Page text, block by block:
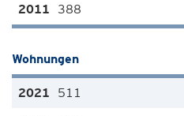
388
Wohnungen
511